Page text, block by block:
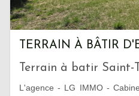
TERRAIN À BÂTIR
Terrain à batir Saint-
L'agence - LG IMMO -